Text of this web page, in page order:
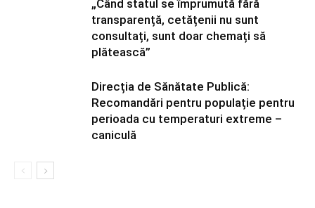
„Când statul se împrumută fără
transparență, cetățenii nu sunt
consultați, sunt doar chemați să
plătească”
Direcția de Sănătate Publică:
Recomandări pentru populație pentru
perioada cu temperaturi extreme –
caniculă